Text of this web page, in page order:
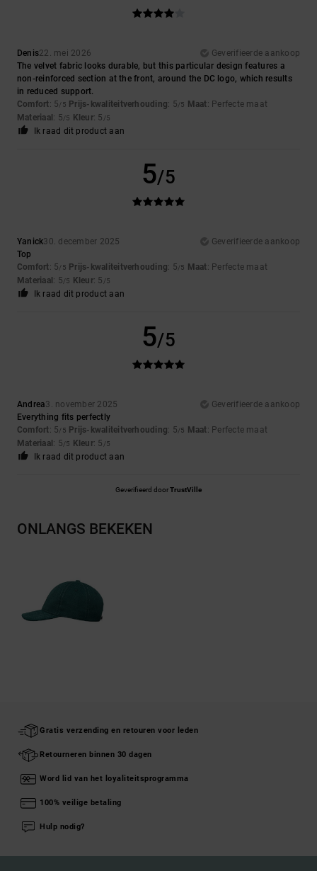
Denis22. mei 2026
Geverifieerde aankoop
The velvet fabric looks durable, but this particular design features a
non-reinforced section at the front, around the DC logo, which results
in reduced support.
Comfort: 5/5 Prijs-kwaliteitverhouding: 5/5 Maat: Perfecte maat
Materiaal: 5/5 Kleur: 5 /5
Ik raad dit product aan
5/5
Yanick30. december 2025
Geverifieerde aankoop
Top
Comfort: 5/5 Prijs-kwaliteitverhouding: 5/5 Maat: Perfecte maat
Materiaal: 5/5 Kleur: 5 /5
Ik raad dit product aan
5/5
Andrea3. november 2025
Geverifieerde aankoop
Everything fits perfectly
Comfort: 5/5 Prijs-kwaliteitverhouding: 5/5 Maat: Perfecte maat
Materiaal: 5/5 Kleur: 5 /5
Ik raad dit product aan
Geverifieerd doorTrustVille
ONLANGS BEKEKEN
Gratis verzending en retouren voor leden
Retourneren binnen 30 dagen
Word lid van het loyaliteitsprogramma
100% veilige betaling
Hulp nodig?